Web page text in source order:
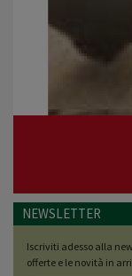
NEWSLETTER
Iscriviti adesso alla
offerte e le novità in